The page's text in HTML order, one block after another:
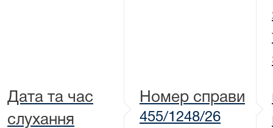
Дата та час
слухання
Номер справи
455/1248/26